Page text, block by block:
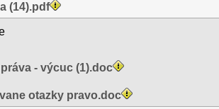
(14).pdf
- výcuc (1).doc
otazky pravo.doc